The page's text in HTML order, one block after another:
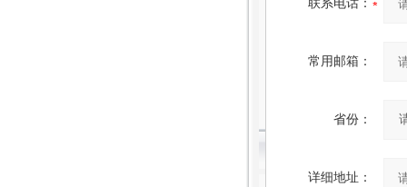
联系电话：
常用邮箱：
省份：
详细地址：